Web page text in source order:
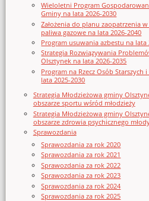
Wieloletni Program
Gminy na lata 2026-2030
Założenia do planu zaopatrzenia
paliwa gazowe na lata 2026-2040
Program usuwania azbestu na lata
Strategia Rozwiązywania
Olsztynek na lata 2026-2035
Program na Rzecz Osób Starszych
lata 2025-2030
Strategia Młodzieżowa gminy
obszarze sportu wśród młodzieży
Strategia Młodzieżowa gminy
obszarze zdrowia psychicznego
Sprawozdania
Sprawozdania za rok 2020
Sprawozdania za rok 2021
Sprawozdania za rok 2022
Sprawozdania za rok 2023
Sprawozdania za rok 2024
Sprawozdania za rok 2025